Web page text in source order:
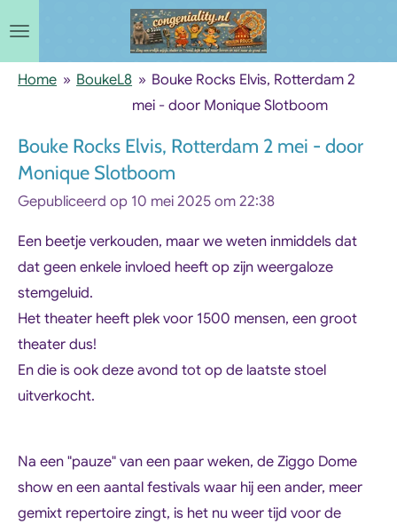
naar
Home » BoukeL8 » Bouke Rocks Elvis, Rotterdam 2
mei - door Monique Slotboom
Bouke Rocks Elvis, Rotterdam 2 mei - door
Monique Slotboom
Gepubliceerd op 10 mei 2025 om 22:38
Een beetje verkouden, maar we weten inmiddels dat
dat geen enkele invloed heeft op zijn weergaloze
stemgeluid.
Het theater heeft plek voor 1500 mensen, een groot
theater dus!
En die is ook deze avond tot op de laatste stoel
uitverkocht.
Na een "pauze" van een paar weken, de Ziggo Dome
show en een aantal festivals waar hij een ander, meer
gemixt repertoire zingt, is het nu weer tijd voor de